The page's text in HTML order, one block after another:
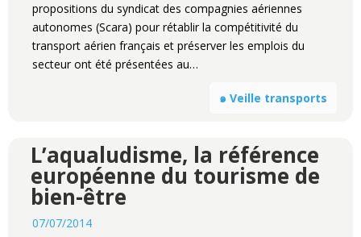
propositions du syndicat des compagnies aériennes
autonomes (Scara) pour rétablir la compétitivité du
transport aérien français et préserver les emplois du
secteur ont été présentées au…
๑ Veille transports
L’aqualudisme, la référence
européenne du tourisme de
bien-être
07/07/2014